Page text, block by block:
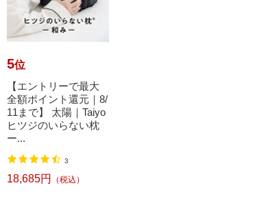
5位
【エントリーで最大
全額ポイント還元｜8/
11まで】 太陽｜Taiyo
ヒツジのいらない枕
ー...
3
18,685円 （税込）